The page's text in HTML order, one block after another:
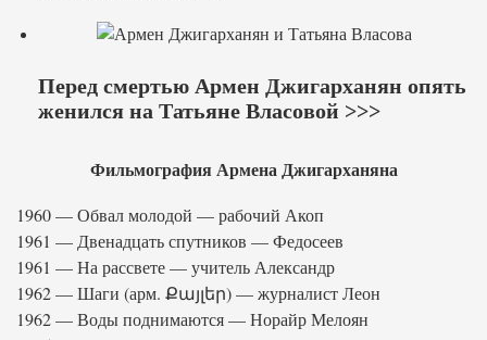
Перед смертью Армен Джигарханян опять
женился на Татьяне Власовой >>>
Фильмография Армена Джигарханяна
1960 — Обвал молодой — рабочий Акоп
1961 — Двенадцать спутников — Федосеев
1961 — На рассвете — учитель Александр
1962 — Шаги (арм. Քայլեր) — журналист Леон
1962 — Воды поднимаются — Норайр Мелоян